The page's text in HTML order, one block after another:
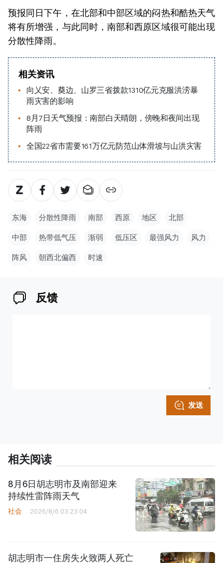
预报同日下午，在北部和中部区域的闷热和酷热天气
将有所增强，与此同时，南部和西原区域很可能出现
分散性降雨。
相关资讯
向乂安、奠边、山罗三省拨款1310亿元克服洪涝暴
雨灾害的影响
8月7日天气预报：南部白天晴朗，傍晚和夜间出现
阵雨
全国22省市需要161万亿元防范山体滑坡与山洪灾害
东海 分散性降雨 南部 西原 地区 北部
中部 热带低气压 渐弱 低压区 最强风力 风力
阵风 朝西北偏西 时速
反馈
发送
相关阅读
8月6日胡志明市及南部迎来
持续性雷阵雨天气
社会 2026/8/6 03:23:04
胡志明市一住房失火致两人死亡